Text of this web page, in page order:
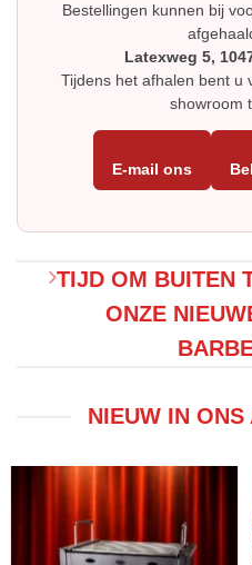
Bestellingen kunnen bij
Latexweg 5,
Tijdens het afhalen bent u
showroom
E-mail ons
TIJD OM BUITEN
ONZE
NIEUW IN ONS